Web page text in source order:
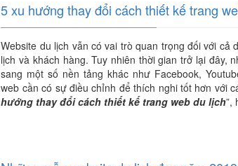
5 xu hướng thay đổi cách thiết kế trang
Website du lịch vẫn có vai trò quan trọng đối với cả
lịch và khách hàng. Tuy nhiên thời gian trở lại đây,
sang một số nền tảng khác như Facebook,
web cần có sự điều chỉnh để thích nghi tốt hơn với
hướng thay đổi cách thiết kế trang web du lịch”,